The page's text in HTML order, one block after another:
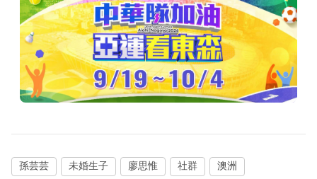
孫芸芸 未婚生子 廖思惟 社群 澳洲